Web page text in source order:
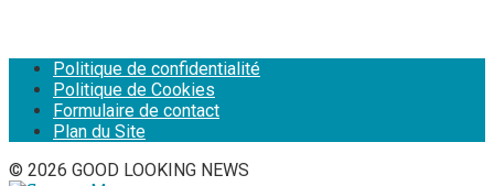
Politique de confidentialité
Politique de Cookies
Formulaire de contact
Plan du Site
© 2026 GOOD LOOKING NEWS